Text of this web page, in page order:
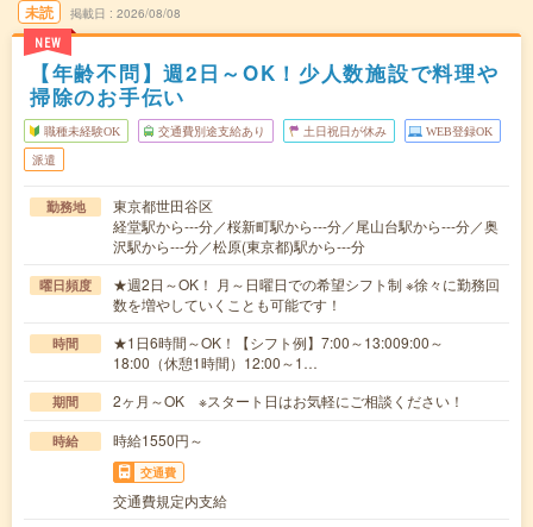
未読
NEW
掲載日 2026/08/08
【年齢不問】週2日～OK！少人数施設で料理や
掃除のお手伝い
職種未経験OK 交通費別途支給あり 土日祝日が休み WEB登録OK
派遣
勤務地
東京都世田谷区
経堂駅から---分／桜新町駅から---分／尾山台駅から---分／奥
沢駅から---分／松原(東京都)駅から---分
曜日頻度
★週2日～OK！ 月～日曜日での希望シフト制 ※徐々に勤務回
数を増やしていくことも可能です！
時間
★1日6時間～OK！【シフト例】7:00～13:009:00～
18:00（休憩1時間）12:00～1…
期間 2ヶ月～OK ※スタート日はお気軽にご相談ください！
時給 時給1550円～
交通費
交通費規定内支給